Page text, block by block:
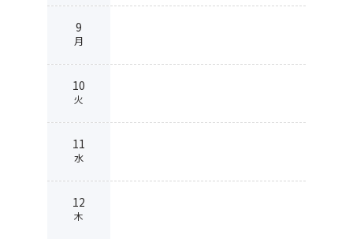
9
月
10
火
11
水
12
木